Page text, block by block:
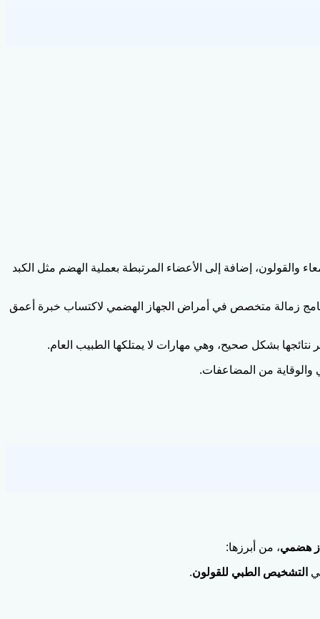
إضافة إلى الأعضاء المرتبطة بعملية الهضم مثل الكبد
زمالة متخصص في أمراض الجهاز الهضمي لاكتساب خبرة أعمق
بشكل صحيح، وهي مهارات لا يمتلكها الطبيب العام.
من المضاعفات.
هضمي، من أبرزها:
التشخيص الطبي للقولون.